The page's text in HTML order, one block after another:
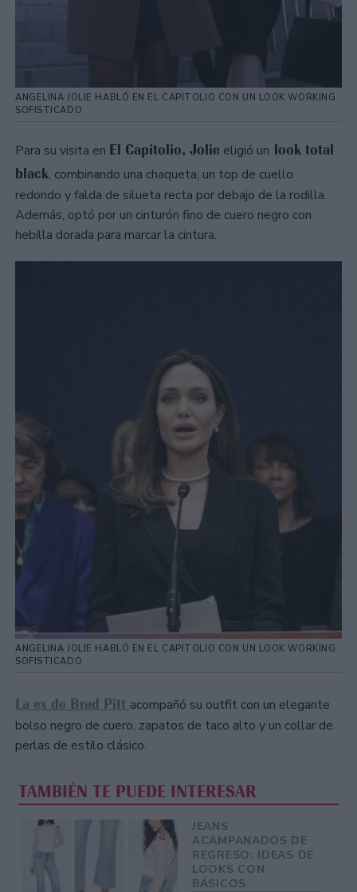
ANGELINA JOLIE HABLÓ EN EL CAPITOLIO CON UN LOOK WORKING
SOFISTICADO
Para su visita en El Capitolio, Jolie eligió un look total
black, combinando una chaqueta, un top de cuello
redondo y falda de silueta recta por debajo de la rodilla.
Además, optó por un cinturón fino de cuero negro con
hebilla dorada para marcar la cintura.
ANGELINA JOLIE HABLÓ EN EL CAPITOLIO CON UN LOOK WORKING
SOFISTICADO
La ex de Brad Pitt acompañó su outfit con un elegante
bolso negro de cuero, zapatos de taco alto y un collar de
perlas de estilo clásico.
TAMBIÉN TE PUEDE INTERESAR
JEANS
ACAMPANADOS DE
REGRESO: IDEAS DE
LOOKS CON
BÁSICOS